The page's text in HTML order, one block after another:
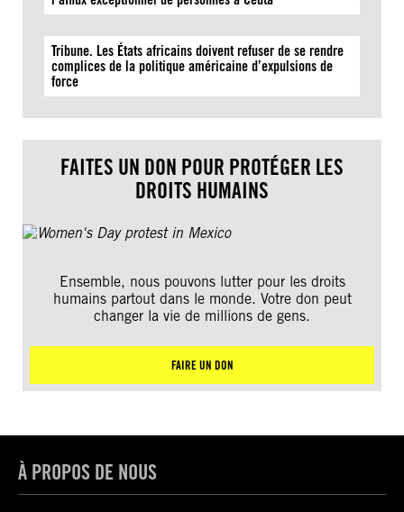
Tribune. Les États africains doivent refuser de se rendre
complices de la politique américaine d’expulsions de
force
FAITES UN DON POUR PROTÉGER LES
DROITS HUMAINS
Ensemble, nous pouvons lutter pour les droits
humains partout dans le monde. Votre don peut
changer la vie de millions de gens.
FAIRE UN DON
À PROPOS DE NOUS